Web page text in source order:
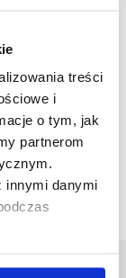
treści
i
o tym, jak
partnerom
innymi danymi
of Rzeszów